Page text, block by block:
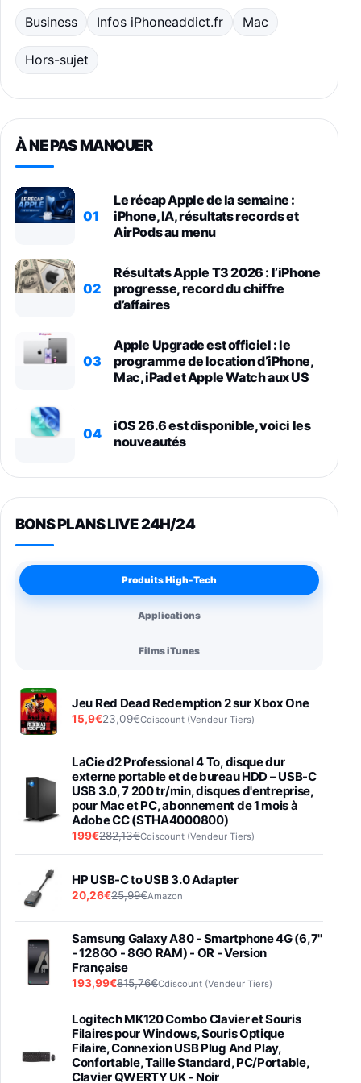
Business Infos iPhoneaddict.fr Mac
Hors-sujet
À NE PAS MANQUER
01
Le récap Apple de la semaine :
iPhone, IA, résultats records et
AirPods au menu
02
Résultats Apple T3 2026 : l’iPhone
progresse, record du chiffre
d’affaires
03
Apple Upgrade est officiel : le
programme de location d’iPhone,
Mac, iPad et Apple Watch aux US
04
iOS 26.6 est disponible, voici les
nouveautés
BONS PLANS LIVE 24H/24
Produits High-Tech
Applications
Films iTunes
Jeu Red Dead Redemption 2 sur Xbox One
15,9€23,09€Cdiscount (Vendeur Tiers)
LaCie d2 Professional 4 To, disque dur
externe portable et de bureau HDD – USB-C
USB 3.0, 7 200 tr/min, disques d'entreprise,
pour Mac et PC, abonnement de 1 mois à
Adobe CC (STHA4000800)
199€282,13€Cdiscount (Vendeur Tiers)
HP USB-C to USB 3.0 Adapter
20,26€25,99€Amazon
Samsung Galaxy A80 - Smartphone 4G (6,7''
- 128GO - 8GO RAM) - OR - Version
Française
193,99€815,76€Cdiscount (Vendeur Tiers)
Logitech MK120 Combo Clavier et Souris
Filaires pour Windows, Souris Optique
Filaire, Connexion USB Plug And Play,
Confortable, Taille Standard, PC/Portable,
Clavier QWERTY UK - Noir